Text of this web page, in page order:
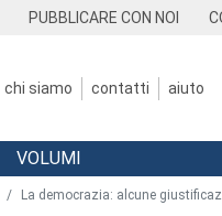
PUBBLICARE CON NOI
chi siamo contatti aiuto
VOLUMI
La democrazia: alcune